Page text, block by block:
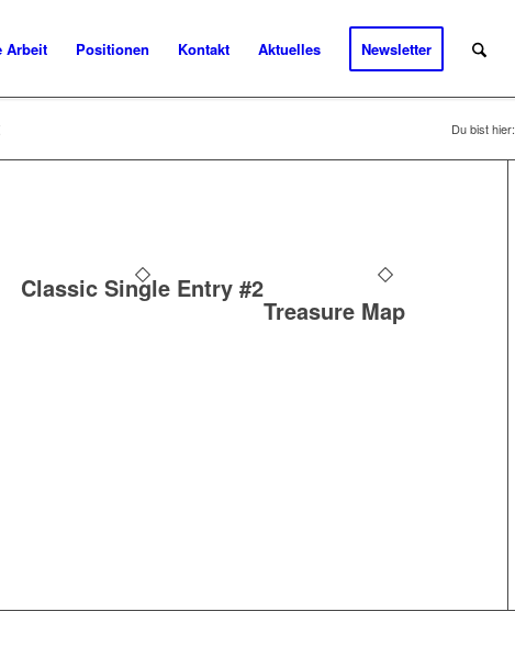
Arbeit Positionen Kontakt Aktuelles Newsletter
Du bist hier:
Classic Single Entry #2
Treasure Map